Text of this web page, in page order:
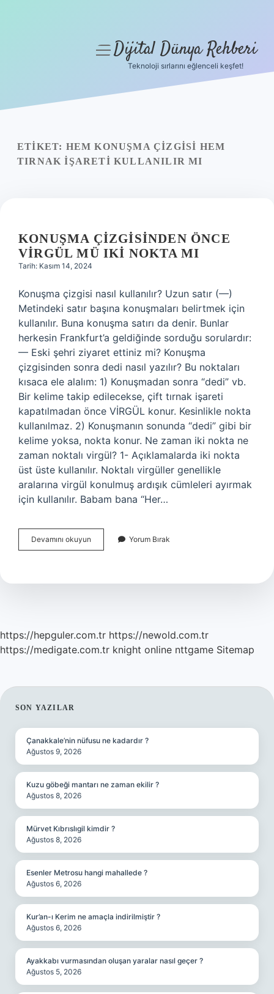
Yasal Uyarı
menüyüDijital Dünya Rehberi
Teknoloji sırlarını eğlenceli keşfet!
ETIKET: HEM KONUŞMA ÇIZGISI HEM
TIRNAK IŞARETI KULLANILIR MI
KONUŞMA ÇIZGISINDEN ÖNCE
VIRGÜL MÜ IKI NOKTA MI
Tarih: Kasım 14, 2024
Konuşma çizgisi nasıl kullanılır? Uzun satır (—)
Metindeki satır başına konuşmaları belirtmek için
kullanılır. Buna konuşma satırı da denir. Bunlar
herkesin Frankfurt’a geldiğinde sorduğu sorulardır:
— Eski şehri ziyaret ettiniz mi? Konuşma
çizgisinden sonra dedi nasıl yazılır? Bu noktaları
kısaca ele alalım: 1) Konuşmadan sonra “dedi” vb.
Bir kelime takip edilecekse, çift tırnak işareti
kapatılmadan önce VİRGÜL konur. Kesinlikle nokta
kullanılmaz. 2) Konuşmanın sonunda “dedi” gibi bir
kelime yoksa, nokta konur. Ne zaman iki nokta ne
zaman noktalı virgül? 1- Açıklamalarda iki nokta
üst üste kullanılır. Noktalı virgüller genellikle
aralarına virgül konulmuş ardışık cümleleri ayırmak
için kullanılır. Babam bana “Her…
Devamını okuyun Konuşma
Çizgisinden
Mü
Yorum Bırak
https://hepguler.com.tr https://newold.com.tr
https://medigate.com.tr knight online nttgame Sitemap
SIDEBAR
SON YAZILAR
Çanakkale’nin nüfusu ne kadardır ?
Ağustos 9, 2026
Kuzu göbeği mantarı ne zaman ekilir ?
Ağustos 8, 2026
Mürvet Kıbrıslıgil kimdir ?
Ağustos 8, 2026
Esenler Metrosu hangi mahallede ?
Ağustos 6, 2026
Kur’an-ı Kerim ne amaçla indirilmiştir ?
Ağustos 6, 2026
Ayakkabı vurmasından oluşan yaralar nasıl geçer ?
Ağustos 5, 2026